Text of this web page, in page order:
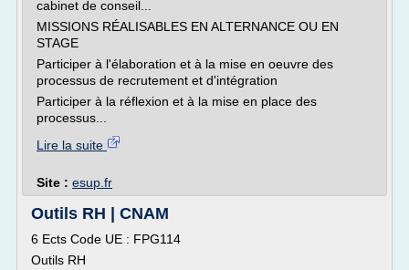
cabinet de conseil...
MISSIONS RÉALISABLES EN ALTERNANCE OU EN
STAGE
Participer à l'élaboration et à la mise en oeuvre des
processus de recrutement et d'intégration
Participer à la réflexion et à la mise en place des
processus...
Lire la suite
Site : esup.fr
Outils RH | CNAM
6 Ects Code UE : FPG114
Outils RH